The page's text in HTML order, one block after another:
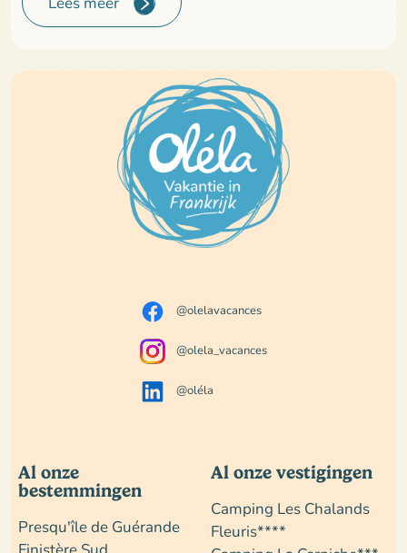
@olelavacances
@olela_vacances
@oléla
Al onze
bestemmingen
Presqu'île de Guérande
Finistère Sud
Al onze vestigingen
Camping Les Chalands
Fleuris****